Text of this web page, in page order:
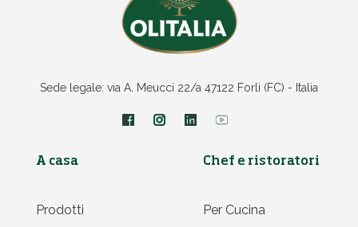
Sede legale: via A. Meucci 22/a 47122 Forlì (FC) - Italia
A casa
Prodotti
Chef e ristoratori
Per Cucina